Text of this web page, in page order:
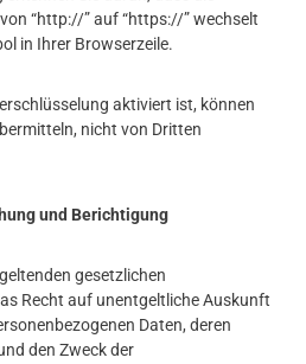
“http://” auf “https://” wechselt
in Ihrer Browserzeile.
aktiviert ist, können
nicht von Dritten
und Berichtigung
gesetzlichen
Recht auf unentgeltliche Auskunft
Daten, deren
den Zweck der